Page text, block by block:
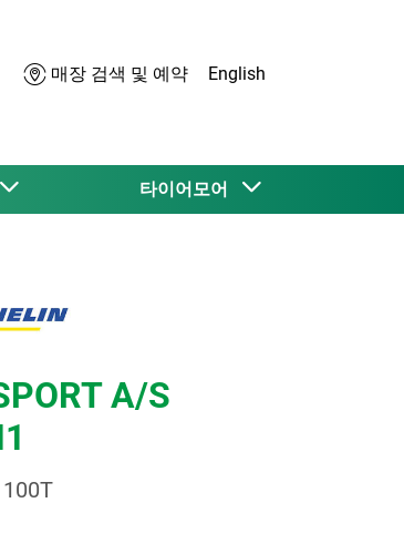
매장 검색 및 예약 English
타이어모어
A/S